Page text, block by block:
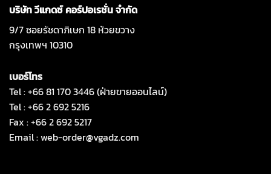
บริษัท วีแกดซ์ คอร์ปอเรชั่น จำกัด
9/7 ซอยรัชดาภิเษก 18 ห้วยขวาง
กรุงเทพฯ 10310
เบอร์โทร
Tel : +66 81 170 3446 (ฝ่ายขายออนไลน์)
Tel : +66 2 692 5216
Fax : +66 2 692 5217
Email :web-order@vgadz.com